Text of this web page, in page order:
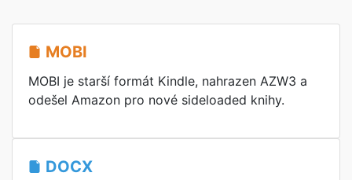
MOBI
MOBI je starší formát Kindle, nahrazen AZW3 a
odešel Amazon pro nové sideloaded knihy.
DOCX